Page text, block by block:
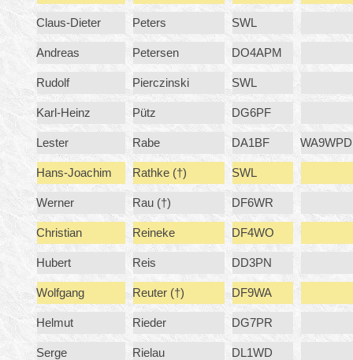
Claus-Dieter Peters SWL
Andreas Petersen DO4APM
Rudolf Pierczinski SWL
Karl-Heinz Pütz DG6PF
Lester Rabe DA1BF WA9WPD
Hans-Joachim Rathke (†) SWL
Werner Rau (†) DF6WR
Christian Reineke DF4WO
Hubert Reis DD3PN
Wolfgang Reuter (†) DF9WA
Helmut Rieder DG7PR
Serge Rielau DL1WD